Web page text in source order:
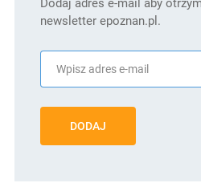
newsletter epoznan.pl.
DODAJ